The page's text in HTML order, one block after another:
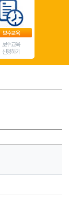
보수교육
보수교육
신청하기